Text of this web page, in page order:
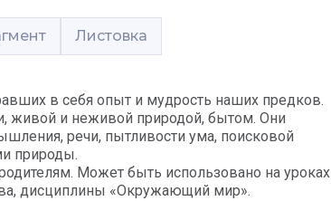
Листовка
в себя опыт и мудрость наших предков.
живой и неживой природой, бытом. Они
речи, пытливости ума, поисковой
природы.
Может быть использовано на уроках
дисциплины «Окружающий мир».